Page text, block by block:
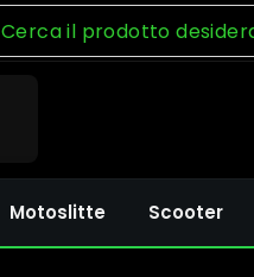
Motoslitte Scooter